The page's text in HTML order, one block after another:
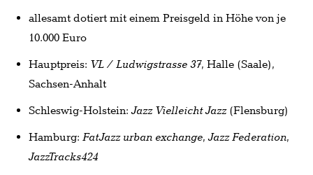
allesamt dotiert mit einem Preisgeld in Höhe von je
10.000 Euro
Hauptpreis: VL / Ludwigstrasse 37, Halle (Saale),
Sachsen-Anhalt
Schleswig-Holstein:Jazz Vielleicht Jazz(Flensburg)
Hamburg: FatJazz urban exchange,Jazz Federation,
JazzTracks424